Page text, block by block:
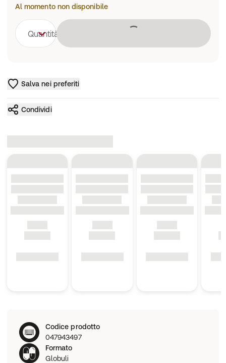
Al momento non disponibile
Quantità
Salva nei preferiti
Condividi
Codice prodotto
047943497
Formato
Globuli